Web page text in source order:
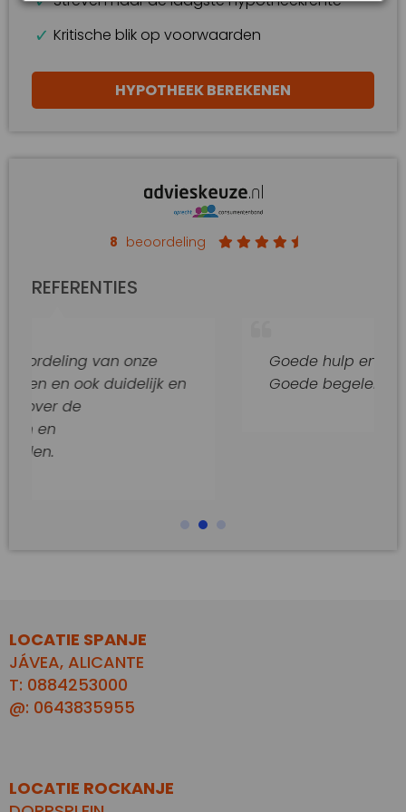
Kritische blik op voorwaarden
HYPOTHEEK BEREKENEN
8 beoordeling
REFERENTIES
van onze
duidelijk en
Goede hulp en adviezen.
Goede begeleiding van dit
LOCATIE SPANJE
JÁVEA, ALICANTE
T: 0884253000
@: 0643835955
LOCATIE ROCKANJE